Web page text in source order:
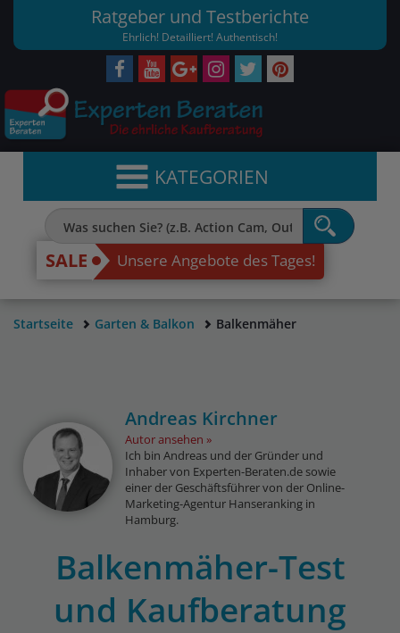
Ratgeber und Testberichte
Ehrlich! Detailliert! Authentisch!
KATEGORIEN
SALE Unsere Angebote des Tages!
Startseite Garten & Balkon Balkenmäher
Andreas Kirchner
Autor ansehen
Ich bin Andreas und der Gründer und
Inhaber von Experten-Beraten.de sowie
einer der Geschäftsführer von der Online-
Marketing-Agentur Hanseranking in
Hamburg.
Balkenmäher-Test
und Kaufberatung